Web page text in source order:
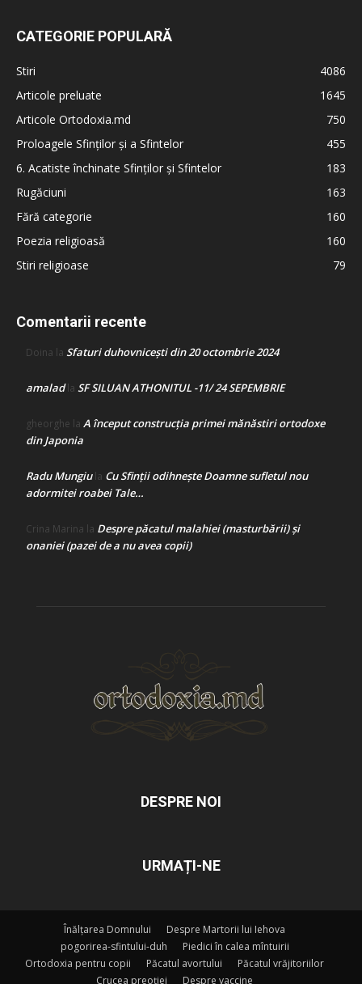
CATEGORIE POPULARĂ
Stiri
4086
Articole preluate
1645
Articole Ortodoxia.md
750
Proloagele Sfinților și a Sfintelor
455
6. Acatiste închinate Sfinților și Sfintelor
183
Rugăciuni
163
Fără categorie
160
Poezia religioasă
160
Stiri religioase
79
Comentarii recente
Doina la Sfaturi duhovnicești din 20 octombrie 2024
amaladla SF SILUAN ATHONITUL -11/ 24 SEPEMBRIE
gheorghe la A început construcţia primei mănăstiri ortodoxe
din Japonia
Radu Mungiula Cu Sfinții odihnește Doamne sufletul nou
adormitei roabei Tale…
Crina Marina la Despre păcatul malahiei (masturbării) şi
onaniei (pazei de a nu avea copii)
DESPRE NOI
URMAȚI-NE
Înălțarea Domnului
Despre Martorii lui Iehova
pogorirea-sfintului-duh
Piedici în calea mîntuirii
Ortodoxia pentru copii
Păcatul avortului
Păcatul vrăjitoriilor
Crucea preoției
Despre vaccine